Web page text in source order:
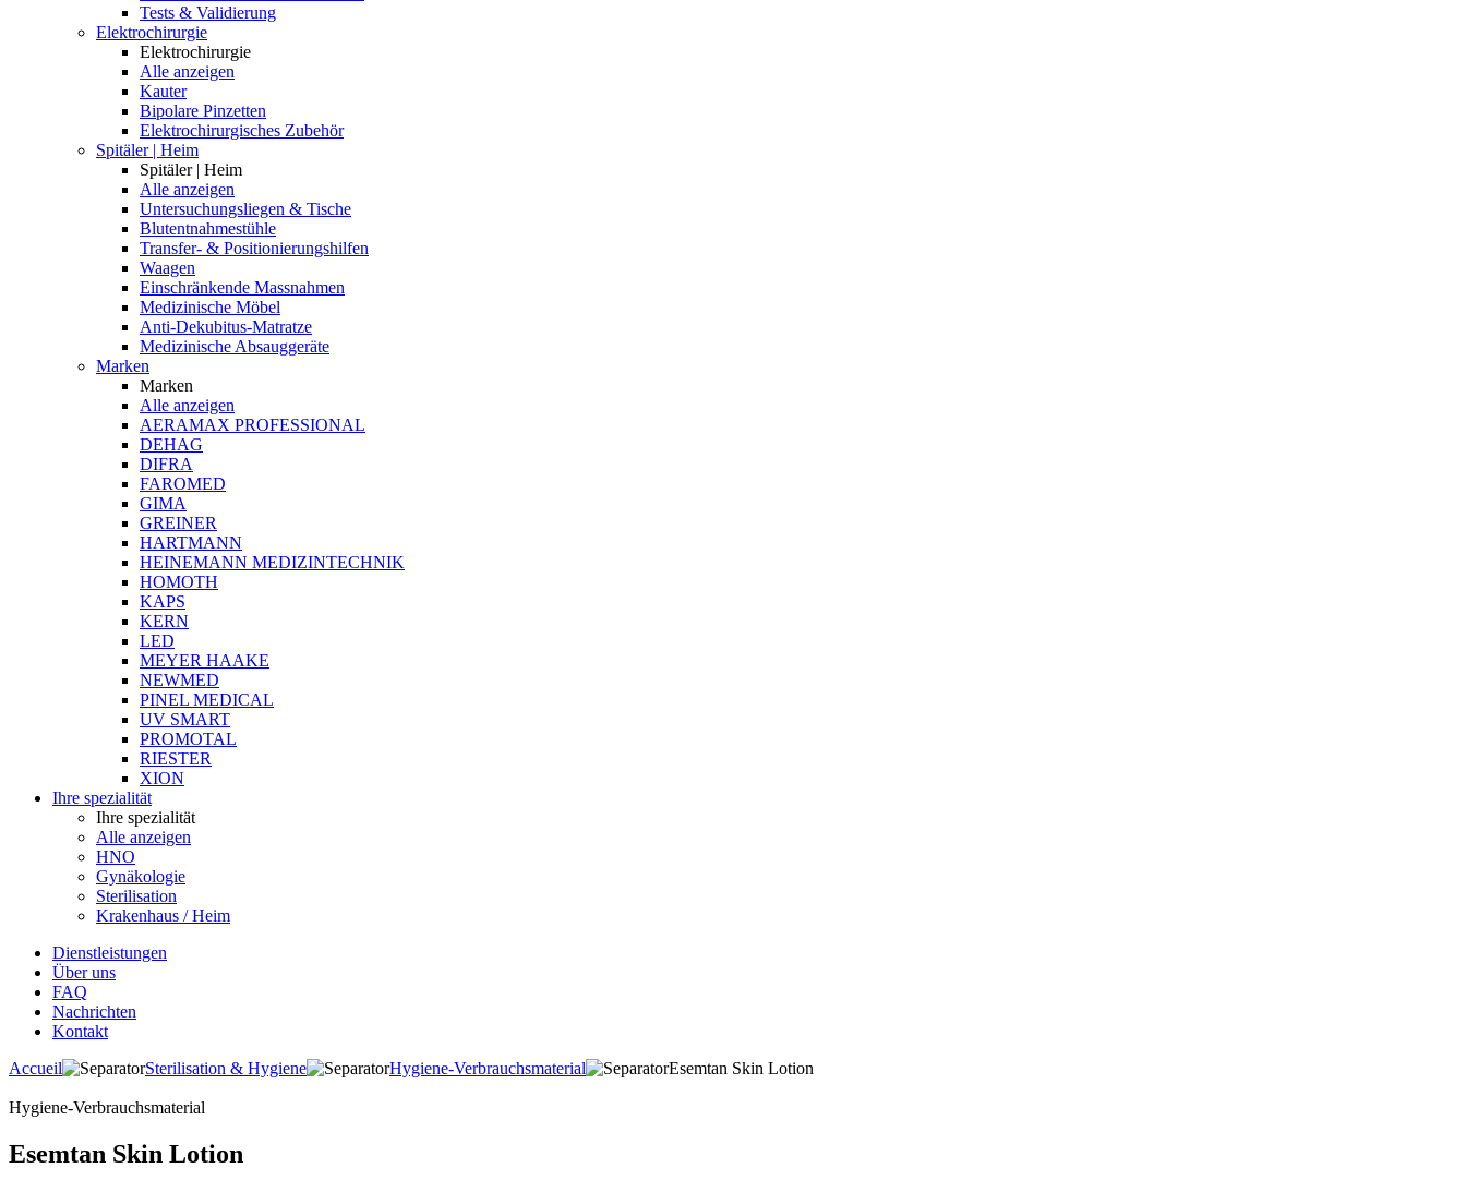
Tests & Validierung
Elektrochirurgie
Elektrochirurgie
Alle anzeigen
Kauter
Bipolare Pinzetten
Elektrochirurgisches Zubehör
Spitäler | Heim
Spitäler | Heim
Alle anzeigen
Untersuchungsliegen & Tische
Blutentnahmestühle
Transfer- & Positionierungshilfen
Waagen
Einschränkende Massnahmen
Medizinische Möbel
Anti-Dekubitus-Matratze
Medizinische Absauggeräte
Marken
Marken
Alle anzeigen
AERAMAX PROFESSIONAL
DEHAG
DIFRA
FAROMED
GIMA
GREINER
HARTMANN
HEINEMANN MEDIZINTECHNIK
HOMOTH
KAPS
KERN
LED
MEYER HAAKE
NEWMED
PINEL MEDICAL
UV SMART
PROMOTAL
RIESTER
XION
Ihre spezialität
Ihre spezialität
Alle anzeigen
HNO
Gynäkologie
Sterilisation
Krakenhaus / Heim
Dienstleistungen
Über uns
FAQ
Nachrichten
Kontakt
Accueil
Sterilisation & Hygiene Hygiene-Verbrauchsmaterial Esemtan Skin Lotion
Hygiene-Verbrauchsmaterial
Esemtan Skin Lotion